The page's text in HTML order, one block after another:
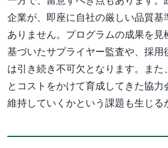
企業が、即座に自社の厳しい品質基
ありません。プログラムの成果を
基づいたサプライヤー監査や、採
は引き続き不可欠となります。ま
とコストをかけて育成してきた協力
維持していくかという課題も生じる